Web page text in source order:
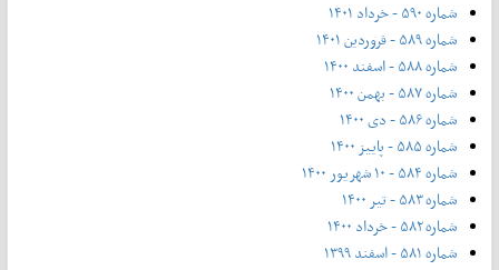
شماره ۵۹۰ - خرداد ۱۴۰۱
شماره ۵۸۹ - فروردین ۱۴۰۱
شماره ۵۸۸ - اسفند ۱۴۰۰
شماره ۵۸۷ - بهمن ۱۴۰۰
شماره ۵۸۶ - دی ۱۴۰۰
شماره ۵۸۵ - پاییز ۱۴۰۰
شماره ۵۸۴ - ۱۰ شهریور ۱۴۰۰
شماره ۵۸۳ - تیر ۱۴۰۰
شماره ۵۸۲ - خرداد ۱۴۰۰
شماره ۵۸۱ - اسفند ۱۳۹۹